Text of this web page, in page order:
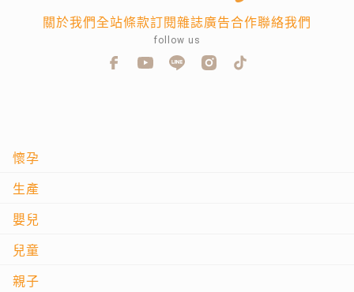
懷孕
生產
嬰兒
兒童
親子
關於我們全站條款訂閱雜誌廣告合作聯絡我們
follow us